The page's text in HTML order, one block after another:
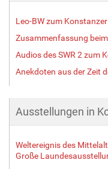
Leo-BW zum Konstanzer
Zusammenfassung
Audios des SWR 2 zum
Anekdoten aus der Zeit
Ausstellungen in
Weltereignis des
Große